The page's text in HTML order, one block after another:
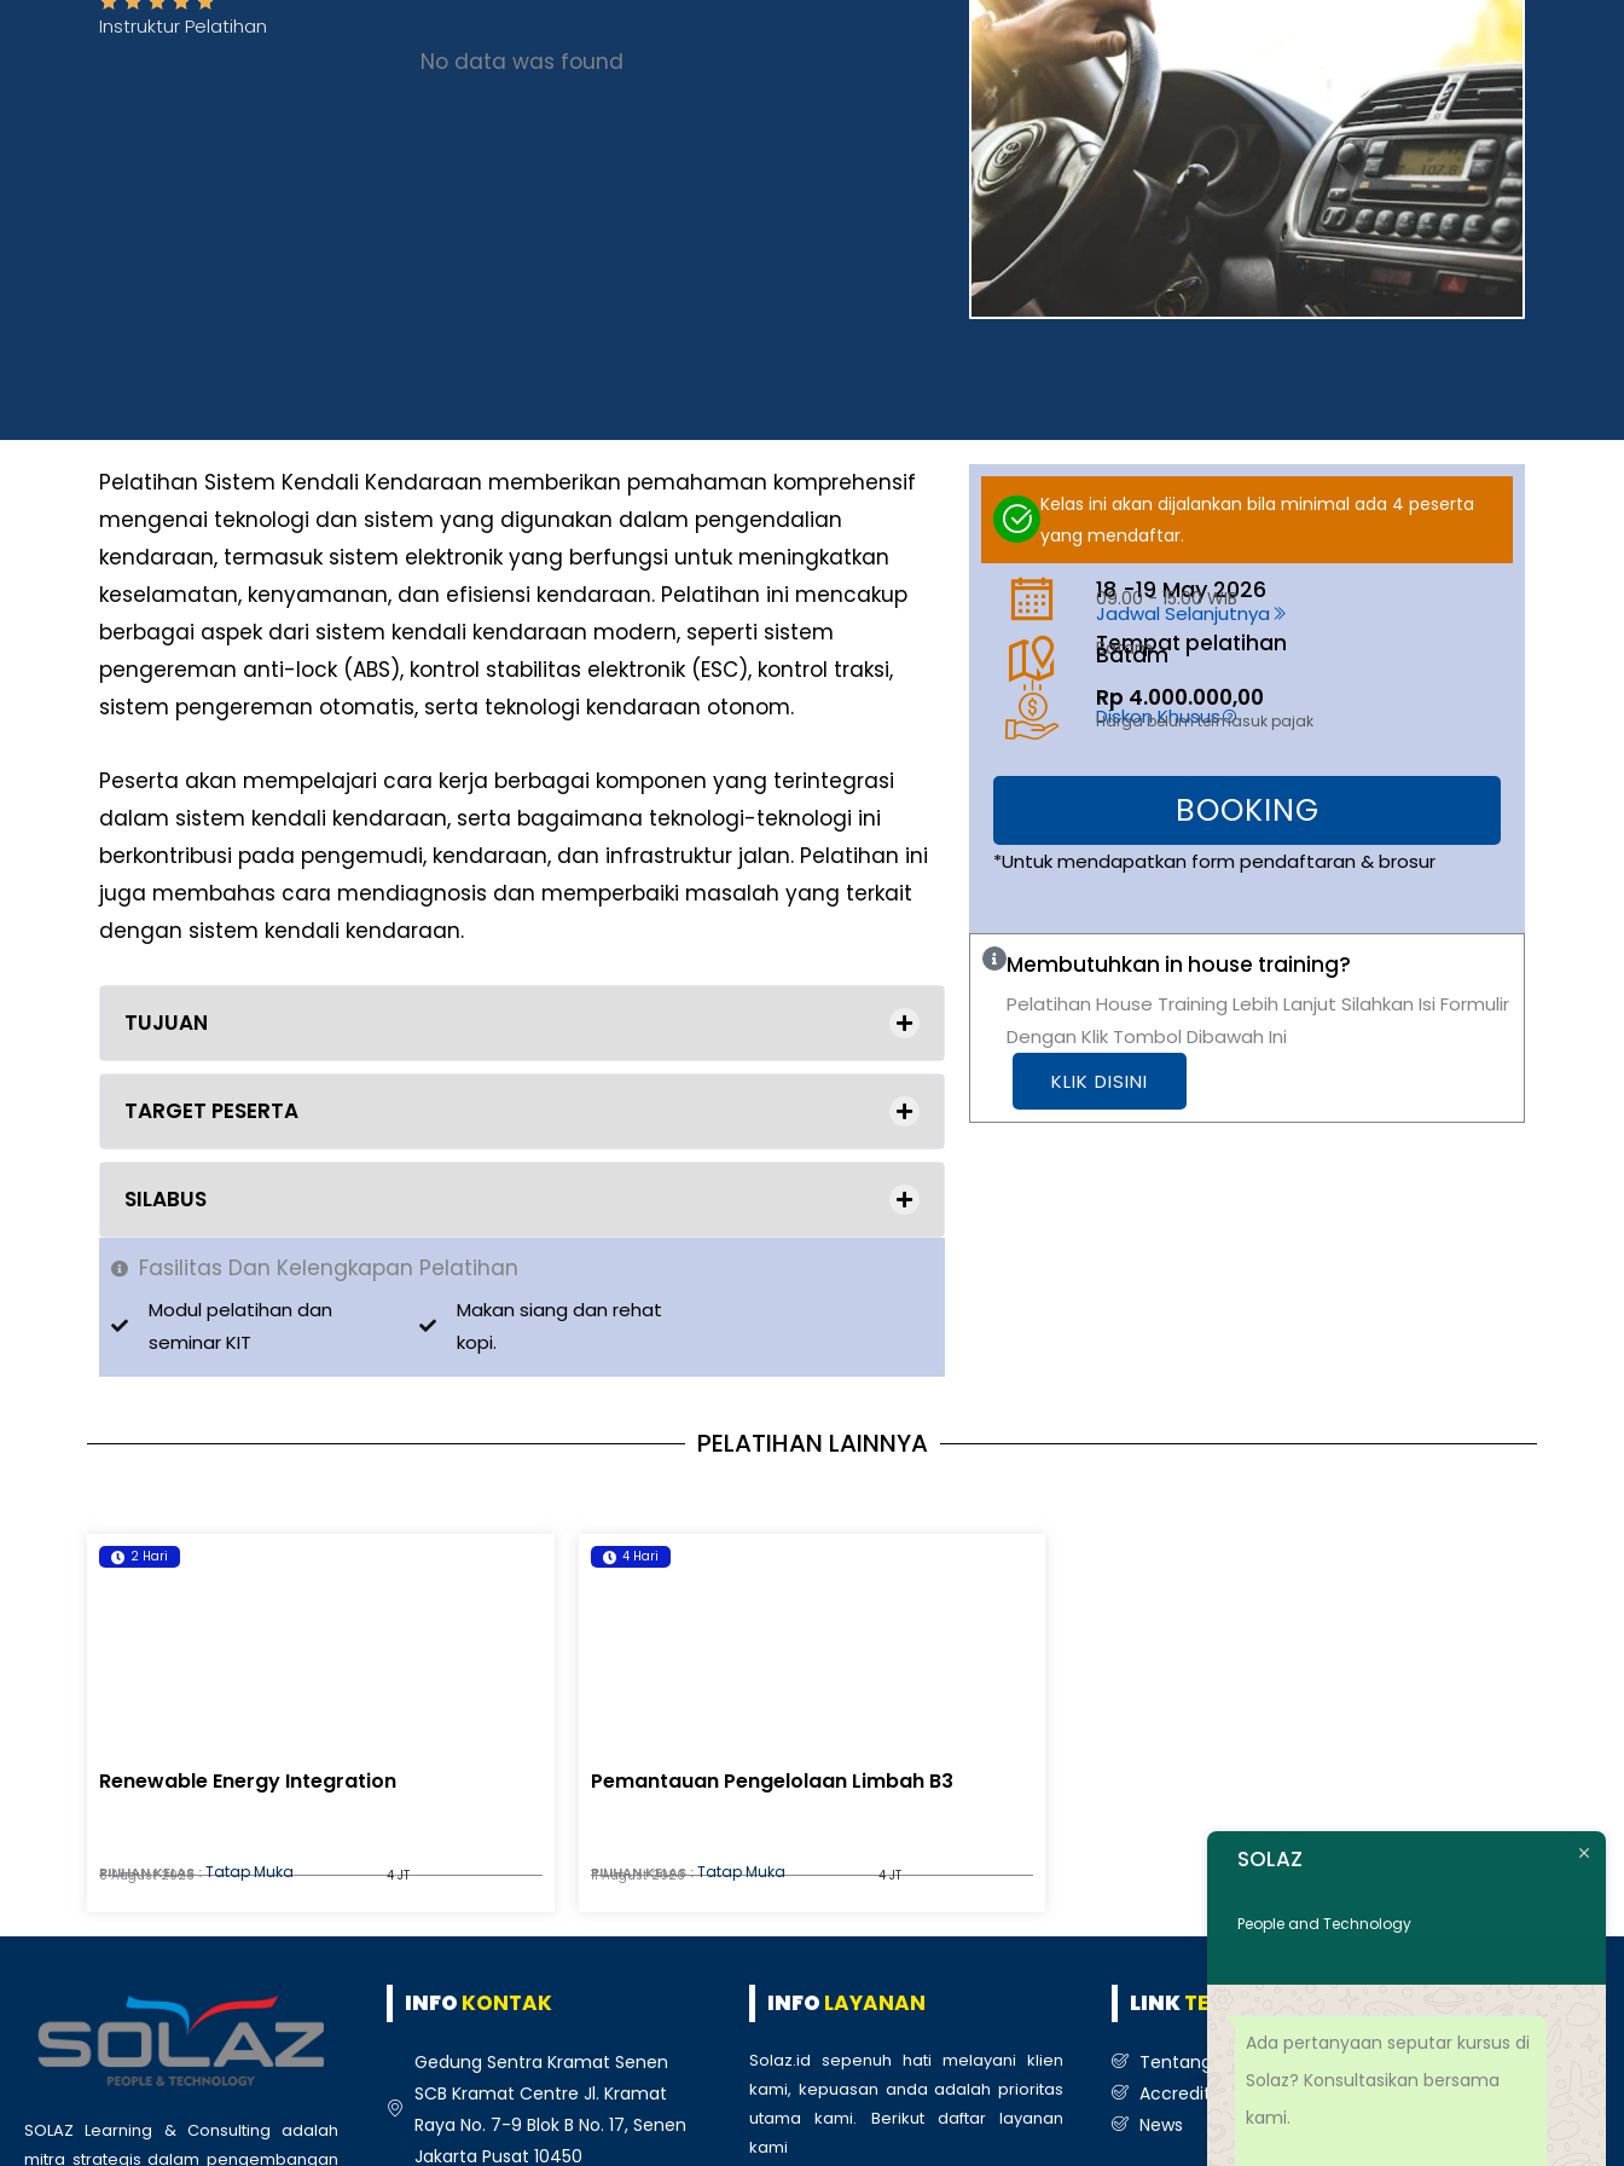
Instruktur Pelatihan
No data was found
Pelatihan Sistem Kendali Kendaraan memberikan pemahaman komprehensif
mengenai teknologi dan sistem yang digunakan dalam pengendalian
kendaraan, termasuk sistem elektronik yang berfungsi untuk meningkatkan
keselamatan, kenyamanan, dan efisiensi kendaraan. Pelatihan ini mencakup
berbagai aspek dari sistem kendali kendaraan modern, seperti sistem
pengereman anti-lock (ABS), kontrol stabilitas elektronik (ESC), kontrol traksi,
sistem pengereman otomatis, serta teknologi kendaraan otonom.
Peserta akan mempelajari cara kerja berbagai komponen yang terintegrasi
dalam sistem kendali kendaraan, serta bagaimana teknologi-teknologi ini
berkontribusi pada pengemudi, kendaraan, dan infrastruktur jalan. Pelatihan ini
juga membahas cara mendiagnosis dan memperbaiki masalah yang terkait
dengan sistem kendali kendaraan.
TUJUAN
TARGET PESERTA
SILABUS
Fasilitas Dan Kelengkapan Pelatihan
Modul pelatihan dan
seminar KIT
Makan siang dan rehat
kopi.
Kelas ini akan dijalankan bila minimal ada 4 peserta
yang mendaftar.
18 -19 May 2026
09.00 - 15.00 WIB
Jadwal Selanjutnya
Tempat pelatihan
Batam
Batam
Rp 4.000.000,00
Diskon Khusus
Harga belum termasuk pajak
BOOKING
*Untuk mendapatkan form pendaftaran & brosur
Membutuhkan in house training?
Pelatihan House Training Lebih Lanjut Silahkan Isi Formulir
Dengan Klik Tombol Dibawah Ini
KLIK DISINI
PELATIHAN LAINNYA
2 Hari
Renewable Energy Integration
PILIHAN KELAS :Tatap Muka
8 August 2026 4 JT
4 Hari
Pemantauan Pengelolaan Limbah B3
PILIHAN KELAS :Tatap Muka
11 August 2026 4 JT
SOLAZ Learning & Consulting adalah
mitra strategis dalam pengembangan
INFO KONTAK
Gedung Sentra Kramat Senen
SCB Kramat Centre Jl. Kramat
Raya No. 7-9 Blok B No. 17, Senen
Jakarta Pusat 10450
INFO LAYANAN
Solaz.id sepenuh hati melayani klien
kami, kepuasan anda adalah prioritas
utama kami. Berikut daftar layanan
kami
LINKTERKAIT
Tentang Kami
Accreditation
News
SOLAZ
People and Technology
Ada pertanyaan seputar kursus di
Solaz? Konsultasikan bersama
kami.